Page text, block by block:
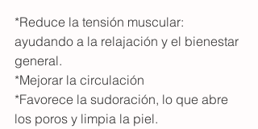
*Reduce la tensión muscular:
ayudando a la relajación y el bienestar
general.
*Mejorar la circulación
*Favorece la sudoración, lo que abre
los poros y limpia la piel.